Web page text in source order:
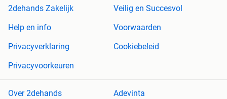
2dehands Zakelijk
Veilig en Succesvol
Help en info
Voorwaarden
Privacyverklaring
Cookiebeleid
Privacyvoorkeuren
Over 2dehands
Adevinta